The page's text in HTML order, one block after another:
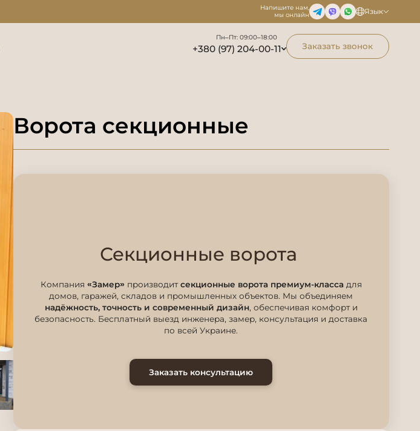
Напишите нам,
мы онлайн
Язык
Пн–Пт: 09:00–18:00
+380 (97) 204-00-11 Заказать звонок
Ворота секционные
Секционные ворота
Компания «Замер» производитсекционные ворота премиум-классадля
домов, гаражей, складов и промышленных объектов. Мы объединяем
надёжность, точность и современный дизайн, обеспечивая комфорт и
безопасность. Бесплатный выезд инженера, замер, консультация и доставка
по всей Украине.
Заказать консультацию